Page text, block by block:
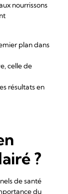
nourrissons
plan dans
celle de
résultats en
?
de santé
du